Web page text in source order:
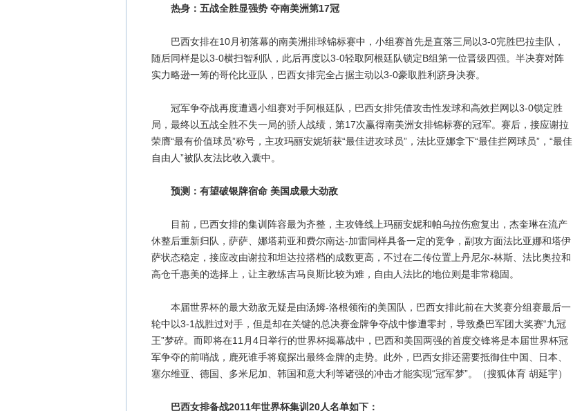
热身：五战全胜显强势 夺南美洲第17冠
巴西女排在10月初落幕的南美洲排球锦标赛中，小组赛首先是直落三局以3-0完胜巴拉圭队，
随后同样是以3-0横扫智利队，此后再度以3-0轻取阿根廷队锁定B组第一位晋级四强。半决赛对阵
实力略逊一筹的哥伦比亚队，巴西女排完全占据主动以3-0豪取胜利跻身决赛。
冠军争夺战再度遭遇小组赛对手阿根廷队，巴西女排凭借攻击性发球和高效拦网以3-0锁定胜
局，最终以五战全胜不失一局的骄人战绩，第17次赢得南美洲女排锦标赛的冠军。赛后，接应谢拉
荣膺“最有价值球员”称号，主攻玛丽安妮斩获“最佳进攻球员”，法比亚娜拿下“最佳拦网球员”，“最佳
自由人”被队友法比收入囊中。
预测：有望破银牌宿命 美国成最大劲敌
目前，巴西女排的集训阵容最为齐整，主攻锋线上玛丽安妮和帕乌拉伤愈复出，杰奎琳在流产
休整后重新归队，萨萨、娜塔莉亚和费尔南达-加雷同样具备一定的竞争，副攻方面法比亚娜和塔伊
萨状态稳定，接应改由谢拉和坦达拉搭档的成数更高，不过在二传位置上丹尼尔-林斯、法比奥拉和
高仓千惠美的选择上，让主教练吉马良斯比较为难，自由人法比的地位则是非常稳固。
本届世界杯的最大劲敌无疑是由汤姆-洛根领衔的美国队，巴西女排此前在大奖赛分组赛最后一
轮中以3-1战胜过对手，但是却在关键的总决赛金牌争夺战中惨遭零封，导致桑巴军团大奖赛“九冠
王”梦碎。而即将在11月4日举行的世界杯揭幕战中，巴西和美国两强的首度交锋将是本届世界杯冠
军争夺的前哨战，鹿死谁手将窥探出最终金牌的走势。此外，巴西女排还需要抵御住中国、日本、
塞尔维亚、德国、多米尼加、韩国和意大利等诸强的冲击才能实现“冠军梦”。（搜狐体育 胡延宇）
巴西女排备战2011年世界杯集训20人名单如下：